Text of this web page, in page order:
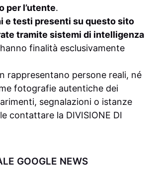
per l’utente.
e testi presenti su questo sito
tramite sistemi di intelligenza
finalità esclusivamente
rappresentano persone reali, né
fotografie autentiche dei
segnalazioni o istanze
contattare la DIVISIONE DI
GOOGLE NEWS